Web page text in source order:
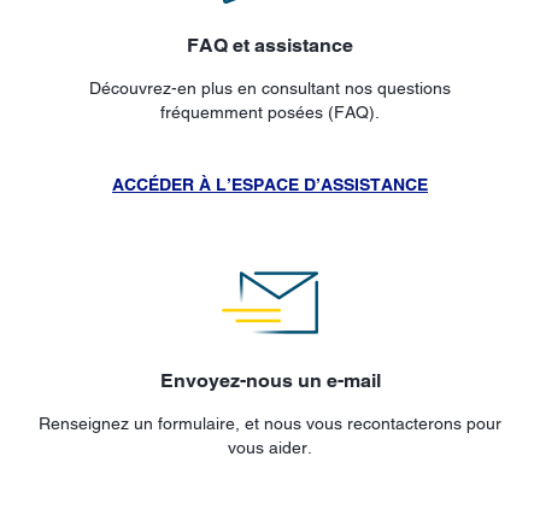
FAQ et assistance
Découvrez-en plus en consultant nos questions
fréquemment posées (FAQ).
ACCÉDER À L’ESPACE D’ASSISTANCE
Envoyez-nous un e-mail
Renseignez un formulaire, et nous vous recontacterons pour
vous aider.